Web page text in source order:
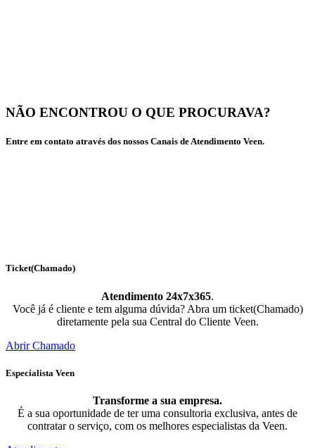
NÃO ENCONTROU O QUE PROCURAVA?
Entre em contato através dos nossos Canais de Atendimento Veen.
Ticket(Chamado)
Atendimento 24x7x365.
Você já é cliente e tem alguma dúvida? Abra um ticket(Chamado)
diretamente pela sua Central do Cliente Veen.
Abrir Chamado
Especialista Veen
Transforme a sua empresa.
É a sua oportunidade de ter uma consultoria exclusiva, antes de
contratar o serviço, com os melhores especialistas da Veen.